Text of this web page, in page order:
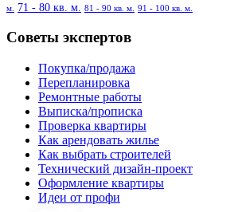
м.
71 - 80 кв. м. 81 - 90 кв. м. 91 - 100 кв. м.
Советы экспертов
Покупка/продажа
Перепланировка
Ремонтные работы
Выписка/прописка
Проверка квартиры
Как арендовать жилье
Как выбрать строителей
Технический дизайн-проект
Оформление квартиры
Идеи от профи